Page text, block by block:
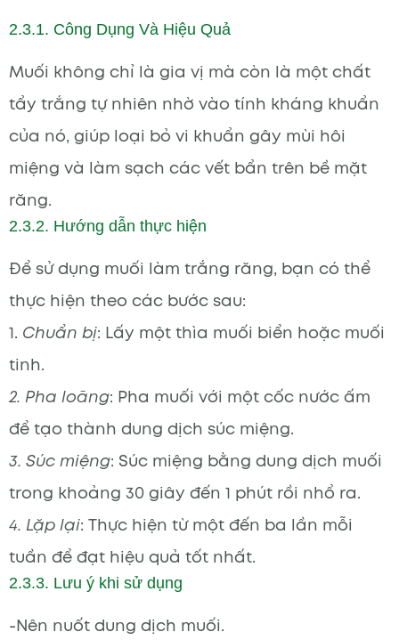
2.3.1. Công Dụng Và Hiệu Quả
Muối không chỉ là gia vị mà còn là một chất
tẩy trắng tự nhiên nhờ vào tính kháng khuẩn
của nó, giúp loại bỏ vi khuẩn gây mùi hôi
miệng và làm sạch các vết bẩn trên bề mặt
răng.
2.3.2. Hướng dẫn thực hiện
Để sử dụng muối làm trắng răng, bạn có thể
thực hiện theo các bước sau:
1. Chuẩn bị: Lấy một thìa muối biển hoặc muối
tinh.
2. Pha loãng: Pha muối với một cốc nước ấm
để tạo thành dung dịch súc miệng.
3. Súc miệng: Súc miệng bằng dung dịch muối
trong khoảng 30 giây đến 1 phút rồi nhổ ra.
4. Lặp lại: Thực hiện từ một đến ba lần mỗi
tuần để đạt hiệu quả tốt nhất.
2.3.3. Lưu ý khi sử dụng
-Nên nuốt dung dịch muối.